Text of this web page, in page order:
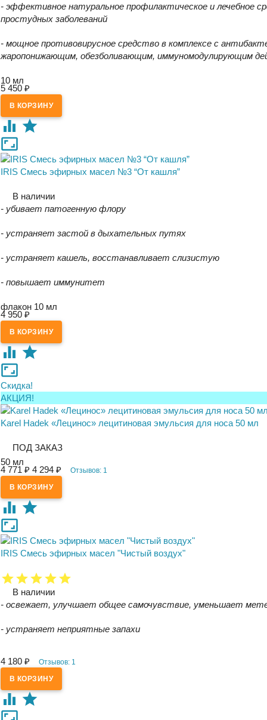
- эффективное натуральное профилактическое и лечебное
простудных заболеваний
- мощное противовирусное средство в комплексе с
жаропонижающим, обезболивающим, иммуномодулирующим
10 мл
5 450 ₽
IRIS Смесь эфирных масел №3 “От кашля”
В наличии
- убивает патогенную флору
- устраняет застой в дыхательных путях
- устраняет кашель, восстанавливает слизистую
- повышает иммунитет
флакон 10 мл
4 950 ₽
Скидка!
АКЦИЯ!
Karel Hadek «Лецинос» лецитиновая эмульсия для носа 50 мл
ПОД ЗАКАЗ
50 мл
4 771 ₽ 4 294 ₽ Отзывов: 1
IRIS Смесь эфирных масел "Чистый воздух"
В наличии
- освежает, улучшает общее самочувствие, уменьшает
- устраняет неприятные запахи
4 180 ₽ Отзывов: 1